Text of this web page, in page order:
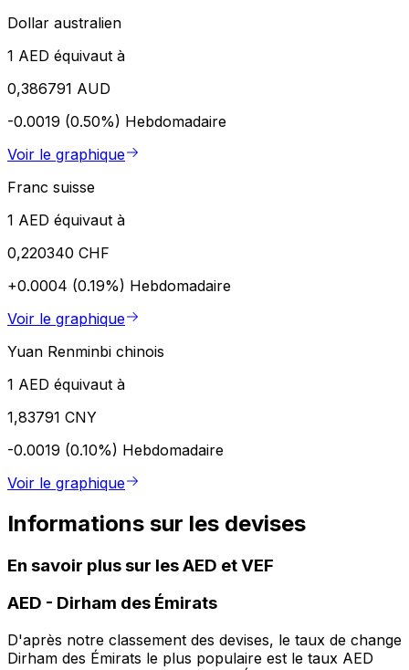
Dollar australien
1 AED équivaut à
0,386791 AUD
-0.0019 (0.50%) Hebdomadaire
Voir le graphique
Franc suisse
1 AED équivaut à
0,220340 CHF
+0.0004 (0.19%) Hebdomadaire
Voir le graphique
Yuan Renminbi chinois
1 AED équivaut à
1,83791 CNY
-0.0019 (0.10%) Hebdomadaire
Voir le graphique
Informations sur les devises
En savoir plus sur les AED et VEF
AED - Dirham des Émirats
D'après notre classement des devises, le taux de change
Dirham des Émirats le plus populaire est le taux AED